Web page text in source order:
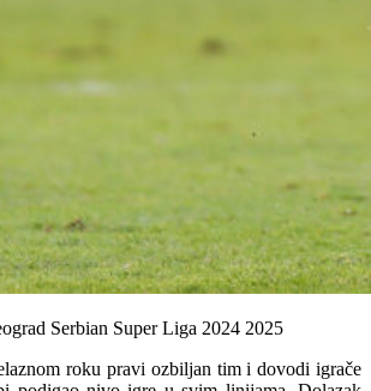
Serbian Super Liga 2024 2025
roku pravi ozbiljan tim i dovodi igrače